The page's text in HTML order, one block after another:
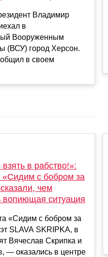
Владимир
в
Вооруженным
(ВСУ) город Херсон.
в своем
в рабство!»:
«Сидим с бобром за
чем
вопиющая ситуация
«Сидим с бобром за
SLAVA SKRIPKA, в
Вячеслав Скрипка и
— оказались в центре